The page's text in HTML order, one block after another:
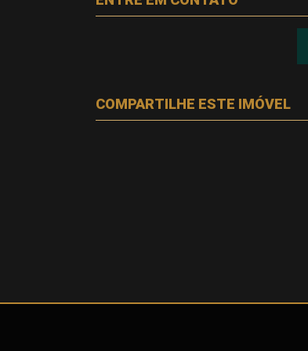
COMPARTILHE ESTE IMÓVEL